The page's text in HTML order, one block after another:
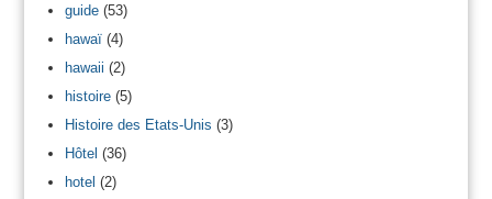
guide(53)
hawaï(4)
hawaii (2)
histoire(5)
Histoire des Etats-Unis (3)
Hôtel (36)
hotel (2)